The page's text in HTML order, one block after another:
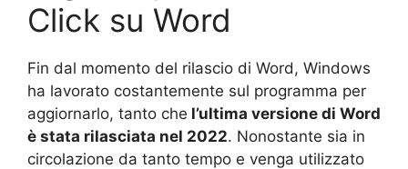
Click su Word
Fin dal momento del rilascio di Word, Windows
ha lavorato costantemente sul programma per
aggiornarlo, tanto che l’ultima versione di Word
è stata rilasciata nel 2022. Nonostante sia in
circolazione da tanto tempo e venga utilizzato